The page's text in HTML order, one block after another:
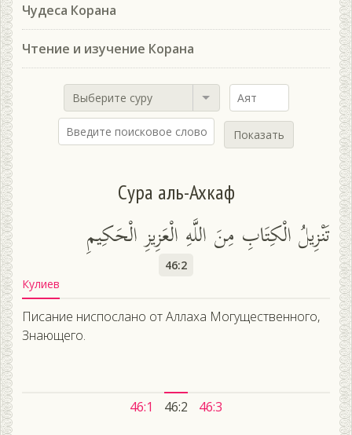
Чудеса Корана
Чтение и изучение Корана
Выберите суру
Показать
Сура аль-Ахкаф
تَنْزِيلُ الْكِتَابِ مِنَ اللَّهِ الْعَزِيزِ الْحَكِيمِ
46:2
Кулиев
Писание ниспослано от Аллаха Могущественного,
Знающего.
46:1 46:2 46:3